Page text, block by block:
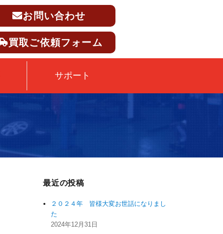
お問い合わせ
買取ご依頼フォーム
サポート
最近の投稿
２０２４年 皆様大変お世話になりまし
た
2024年12月31日